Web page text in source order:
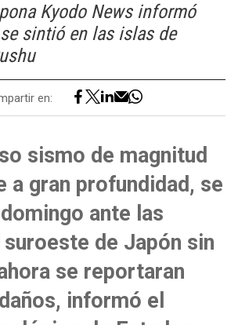
Kyodo News informó
sintió en las islas de
en:
sismo de magnitud
a gran profundidad, se
ante las
de Japón sin
se reportaran
informó el